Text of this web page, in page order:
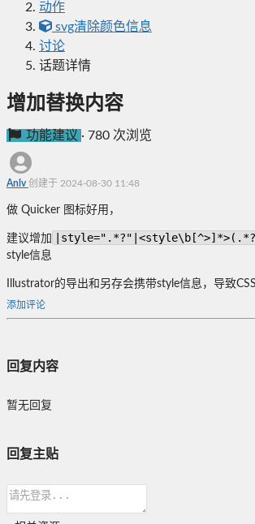
动作
svg清除颜色信息
讨论
话题详情
增加替换内容
功能建议 · 780 次浏览
Anlv 创建于 2024-08-30 11:48
做 Quicker 图标好用，
建议增加
style信息
Illustrator的导出和另存会携带style信息，导致
添加评论
回复内容
暂无回复
回复主贴